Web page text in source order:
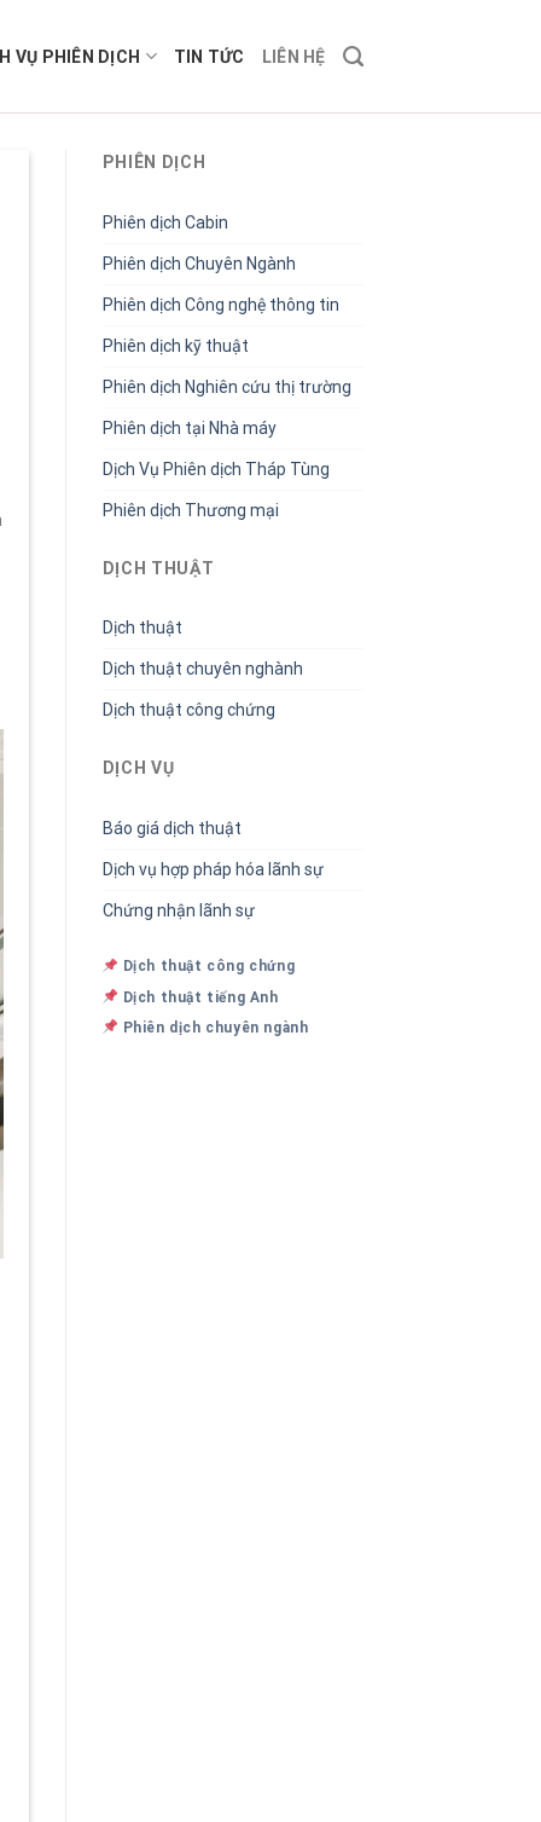
VỤ PHIÊN DỊCH TIN TỨC LIÊN HỆ
PHIÊN DỊCH
Phiên dịch Cabin
Phiên dịch Chuyên Ngành
Phiên dịch Công nghệ thông tin
Phiên dịch kỹ thuật
Phiên dịch Nghiên cứu thị trường
Phiên dịch tại Nhà máy
Dịch Vụ Phiên dịch Tháp Tùng
Phiên dịch Thương mại
DỊCH THUẬT
Dịch thuật
Dịch thuật chuyên nghành
Dịch thuật công chứng
DỊCH VỤ
Báo giá dịch thuật
Dịch vụ hợp pháp hóa lãnh sự
Chứng nhận lãnh sự
Dịch thuật công chứng
Dịch thuật tiếng Anh
Phiên dịch chuyên ngành